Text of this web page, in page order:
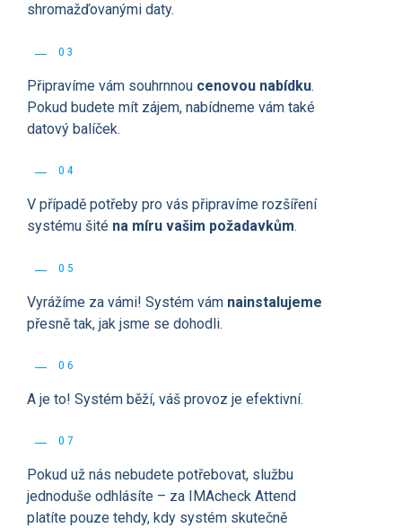
shromažďovanými daty.
03
Připravíme vám souhrnnou cenovou nabídku.
Pokud budete mít zájem, nabídneme vám také
datový balíček.
04
V případě potřeby pro vás připravíme rozšíření
systému šité na míru vašim požadavkům.
05
Vyrážíme za vámi! Systém vám nainstalujeme
přesně tak, jak jsme se dohodli.
06
A je to! Systém běží, váš provoz je efektivní.
07
Pokud už nás nebudete potřebovat, službu
jednoduše odhlásíte – za IMAcheck Attend
platíte pouze tehdy, kdy systém skutečně